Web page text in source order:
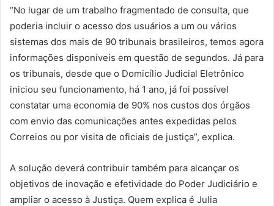
“No lugar de um trabalho fragmentado de consulta, que
poderia incluir o acesso dos usuários a um ou vários
sistemas dos mais de 90 tribunais brasileiros, temos agora
informações disponíveis em questão de segundos. ​Já para
os tribunais, desde que o Domicílio Judicial Eletrônico
iniciou seu funcionamento, há 1 ano, já foi possível
constatar uma economia de 90% nos custos dos órgãos
com envio das comunicações antes expedidas pelos
Correios ou por visita de oficiais de justiça”, explica.
A solução deverá contribuir também para alcançar os
objetivos de inovação e efetividade do Poder Judiciário e
ampliar o acesso à Justiça. Quem explica é Julia